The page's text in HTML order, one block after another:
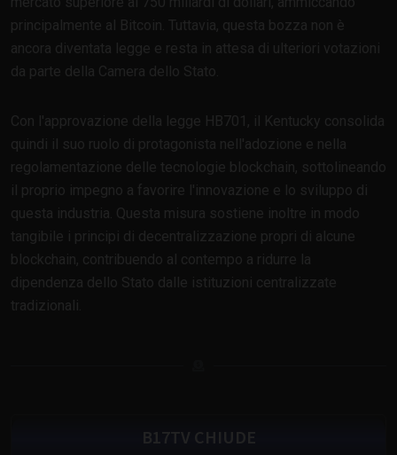
principalmente al Bitcoin. Tuttavia, questa bozza non è
ancora diventata legge e resta in attesa di ulteriori votazioni
da parte della Camera dello Stato.
Con l'approvazione della legge HB701, il Kentucky consolida
quindi il suo ruolo di protagonista nell'adozione e nella
regolamentazione delle tecnologie blockchain, sottolineando
il proprio impegno a favorire l'innovazione e lo sviluppo di
questa industria. Questa misura sostiene inoltre in modo
tangibile i principi di decentralizzazione propri di alcune
blockchain, contribuendo al contempo a ridurre la
dipendenza dello Stato dalle istituzioni centralizzate
tradizionali.